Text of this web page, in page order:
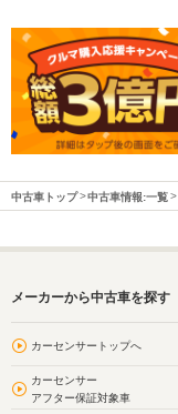
中古車トップ 中古車情報:一覧
メーカーから中古車を探す
カーセンサートップへ
カーセンサー
アフター保証対象車